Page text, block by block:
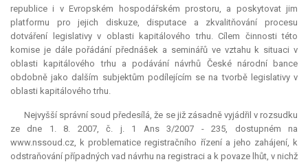
republice i v Evropském hospodářském prostoru, a poskytovat jim
platformu pro jejich diskuze, disputace a zkvalitňování procesu
dotváření legislativy v oblasti kapitálového trhu. Cílem činnosti této
komise je dále pořádání přednášek a seminářů ve vztahu k situaci v
oblasti kapitálového trhu a podávání návrhů České národní bance
obdobně jako dalším subjektům podílejícím se na tvorbě legislativy v
oblasti kapitálového trhu.
Nejvyšší správní soud předesílá, že se již zásadně vyjádřil v rozsudku
ze dne 1. 8. 2007, č. j. 1 Ans 3/2007 - 235, dostupném na
www.nssoud.cz, k problematice registračního řízení a jeho zahájení, k
odstraňování případných vad návrhu na registraci a k povaze lhůt, v nichž